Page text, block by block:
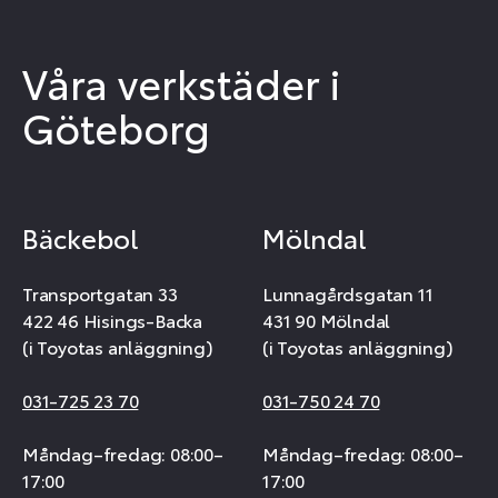
Våra verkstäder i
Göteborg
Bäckebol
Transportgatan 33
422 46 Hisings-Backa
(i Toyotas anläggning)
031-725 23 70
Måndag–fredag: 08:00–
17:00
Mölndal
Lunnagårdsgatan 11
431 90 Mölndal
(i Toyotas anläggning)
031-750 24 70
Måndag–fredag: 08:00–
17:00